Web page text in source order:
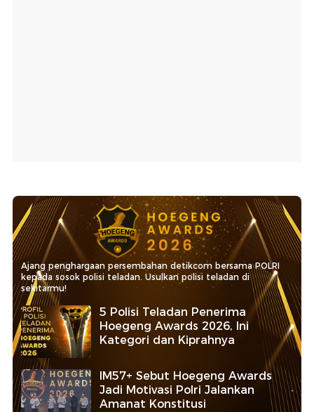
Ajang penghargaan persembahan detikcom bersama POLRI
kepada sosok polisi teladan. Usulkan polisi teladan di
sekitarmu!
5 Polisi Teladan Penerima
Hoegeng Awards 2026, Ini
Kategori dan Kiprahnya
IM57+ Sebut Hoegeng Awards
Jadi Motivasi Polri Jalankan
Amanat Konstitusi